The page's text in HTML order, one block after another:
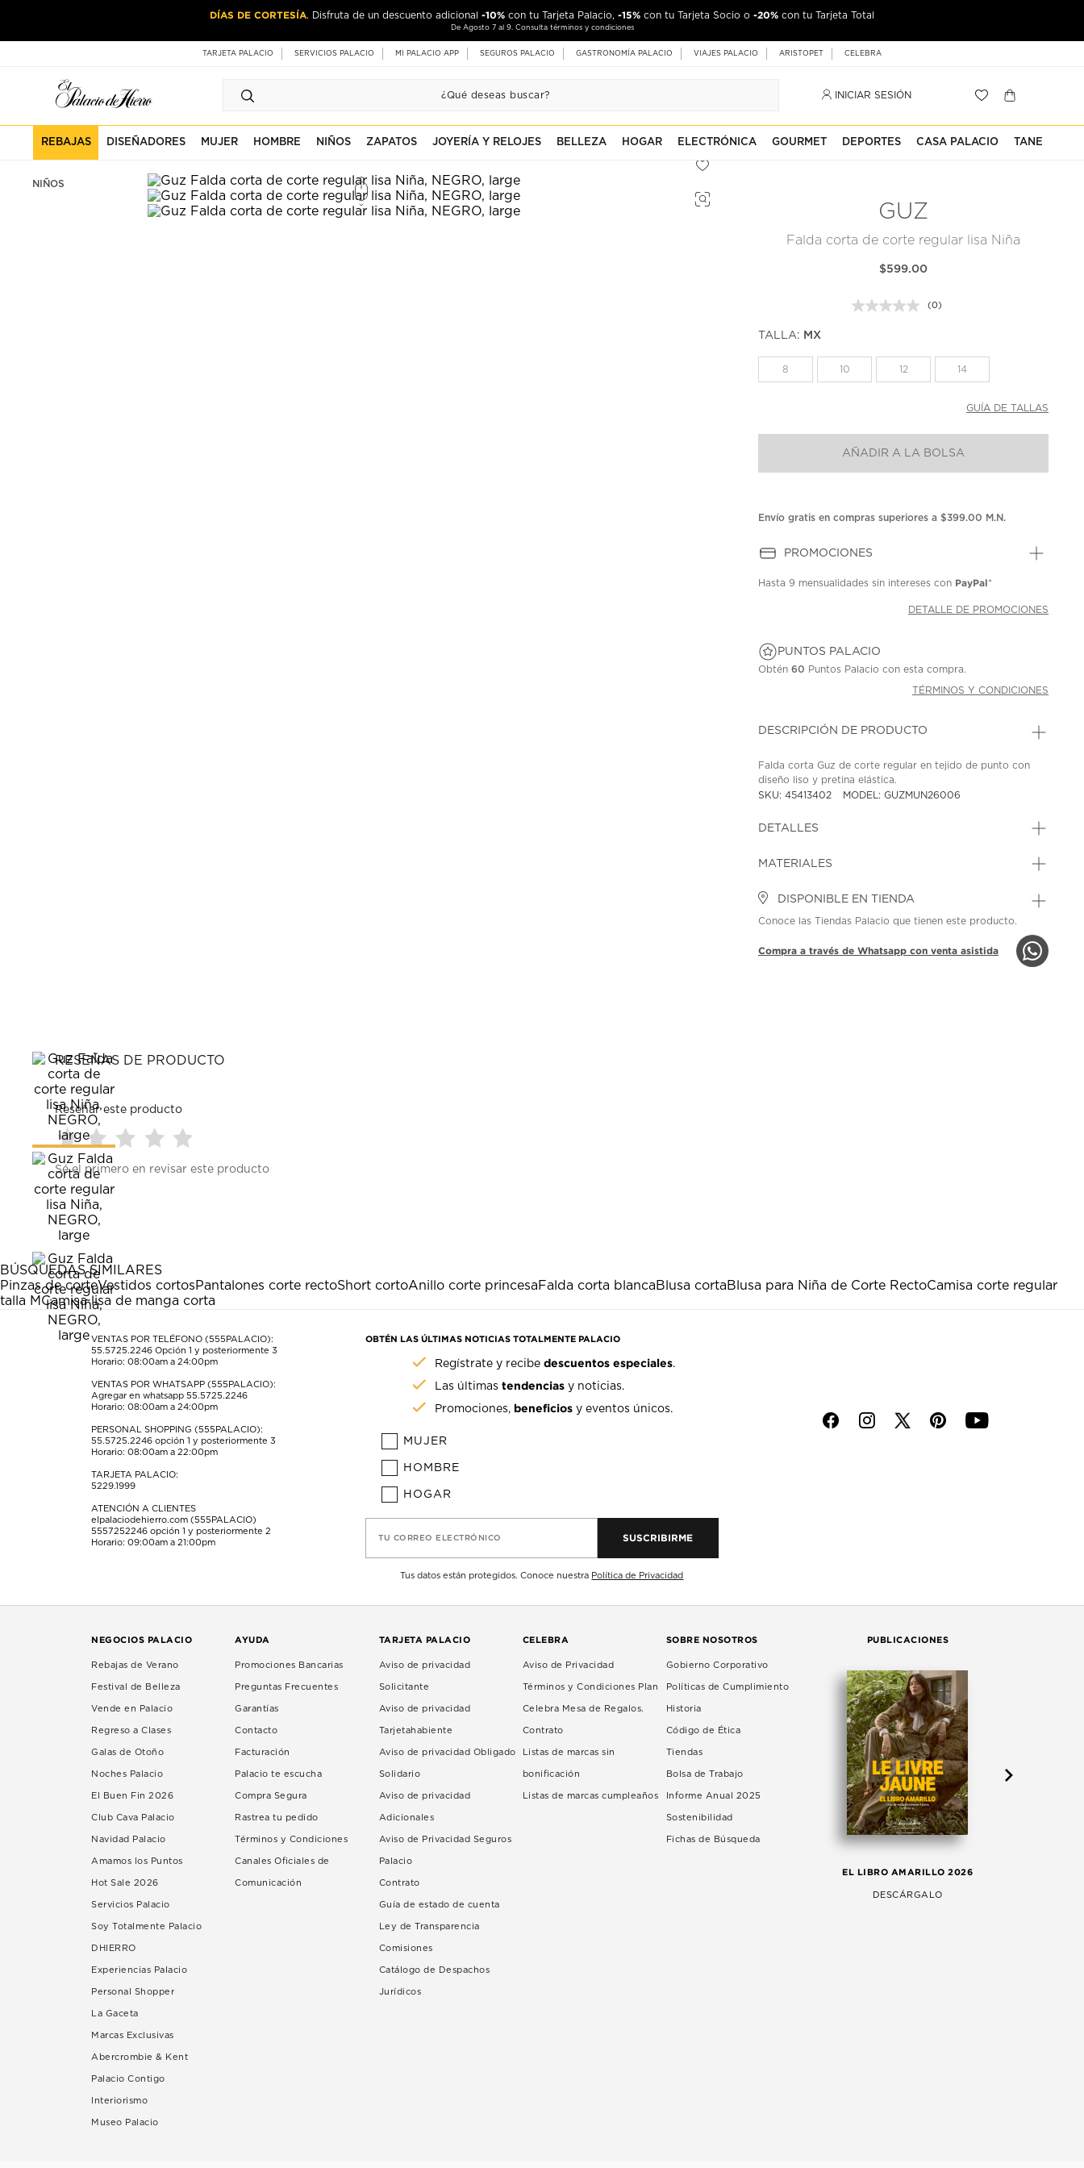
DÍAS DE CORTESÍA. Disfruta de un descuento adicional -10% con tu Tarjeta Palacio, -15% con tu Tarjeta Socio o -20% con tu Tarjeta Total
De Agosto 7 al 9. Consulta términos y condiciones
TARJETA PALACIO SERVICIOS PALACIO MI PALACIO APP SEGUROS PALACIO GASTRONOMÍA PALACIO VIAJES PALACIO ARISTOPET CELEBRA
INICIAR SESIÓN
REBAJAS DISEÑADORES MUJER HOMBRE NIÑOS ZAPATOS JOYERÍA Y RELOJES BELLEZA HOGAR ELECTRÓNICA GOURMET DEPORTES CASA PALACIO TANE
NIÑOS
GUZ
Falda corta de corte regular lisa Niña
$599.00
Sin
misma
(0)
TALLA: MX
8 10 12 14
GUÍA DE TALLAS
AÑADIR A LA BOLSA
Envío gratis en compras superiores a $399.00 M.N.
PROMOCIONES
Hasta9 mensualidades sin intereses con PayPal*
DETALLE DE PROMOCIONES
PUNTOS PALACIO
Obtén60 Puntos Palacio con esta compra.
TÉRMINOS Y CONDICIONES
DESCRIPCIÓN DE PRODUCTO
Falda corta Guz de corte regular en tejido de punto con
diseño liso y pretina elástica.
SKU: 45413402
MODEL: GUZMUN26006
DETALLES
MATERIALES
DISPONIBLE EN TIENDA
Conoce las Tiendas Palacio que tienen este producto.
Compra a través de Whatsapp con venta asistida
RESEÑAS DE PRODUCTO
Reseñar este producto
Seleccionar
para
calificar
el
artículo
con
estrella
Esta
acción
abrirá
el
formulario
Seleccionar
para
calificar
el
artículo
con
estrellas.
Esta
acción
abrirá
el
formulario
de
para
calificar
estrellas.
Esta
acción
abrirá
formulario
de
para
estrellas.
Esta
acción
abrirá
formulario
de
para
Esta
acción
abrirá
formulario
de
envío.
Sé el primero en revisar este producto
BÚSQUEDAS SIMILARES
Pinzas de corteVestidos cortosPantalones corte rectoShort cortoAnillo corte princesaFalda corta blancaBlusa cortaBlusa para Niña de Corte RectoCamisa corte regular
talla M Camisa lisa de manga corta
VENTAS POR TELÉFONO (555PALACIO):
55.5725.2246 Opción 1 y posteriormente 3
Horario: 08:00am a 24:00pm
VENTAS POR WHATSAPP (555PALACIO):
Agregar en whatsapp 55.5725.2246
Horario: 08:00am a 24:00pm
PERSONAL SHOPPING (555PALACIO):
55.5725.2246 opción 1 y posteriormente 3
Horario: 08:00am a 22:00pm
TARJETA PALACIO:
5229.1999
ATENCIÓN A CLIENTES
elpalaciodehierro.com (555PALACIO)
5557252246 opción 1 y posteriormente 2
Horario: 09:00am a 21:00pm
OBTÉN LAS ÚLTIMAS NOTICIAS TOTALMENTE PALACIO
Regístrate y recibedescuentos especiales.
Las últimastendencias y noticias.
Promociones, beneficios y eventos únicos.
MUJER
HOMBRE
HOGAR
TU CORREO ELECTRÓNICO SUSCRIBIRME
Tus datos están protegidos. Conoce nuestra Política de Privacidad
f i p y
NEGOCIOS PALACIO
Rebajas de Verano
Festival de Belleza
Vende en Palacio
Regreso a Clases
Galas de Otoño
Noches Palacio
El Buen Fin 2026
Club Cava Palacio
Navidad Palacio
Amamos los Puntos
Hot Sale 2026
Servicios Palacio
Soy Totalmente Palacio
DHIERRO
Experiencias Palacio
Personal Shopper
La Gaceta
Marcas Exclusivas
Abercrombie & Kent
Palacio Contigo
Interiorismo
Museo Palacio
AYUDA
Promociones Bancarias
Preguntas Frecuentes
Garantías
Contacto
Facturación
Palacio te escucha
Compra Segura
Rastrea tu pedido
Términos y Condiciones
Canales Oficiales de
Comunicación
TARJETA PALACIO
Aviso de privacidad
Solicitante
Aviso de privacidad
Tarjetahabiente
Aviso de privacidad Obligado
Solidario
Aviso de privacidad
Adicionales
Aviso de Privacidad Seguros
Palacio
Contrato
Guía de estado de cuenta
Ley de Transparencia
Comisiones
Catálogo de Despachos
Jurídicos
CELEBRA
Aviso de Privacidad
Términos y Condiciones Plan
Celebra Mesa de Regalos.
Contrato
Listas de marcas sin
bonificación
Listas de marcas cumpleaños
SOBRE NOSOTROS
Gobierno Corporativo
Políticas de Cumplimiento
Historia
Código de Ética
Tiendas
Bolsa de Trabajo
Informe Anual 2025
Sostenibilidad
Fichas de Búsqueda
PUBLICACIONES
EL LIBRO AMARILLO 2026
DESCÁRGALO